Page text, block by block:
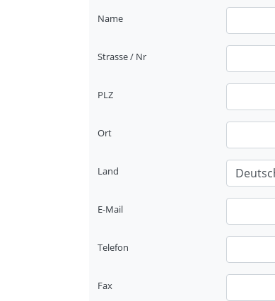
Name
Strasse / Nr
PLZ
Ort
Land
E-Mail
Telefon
Fax